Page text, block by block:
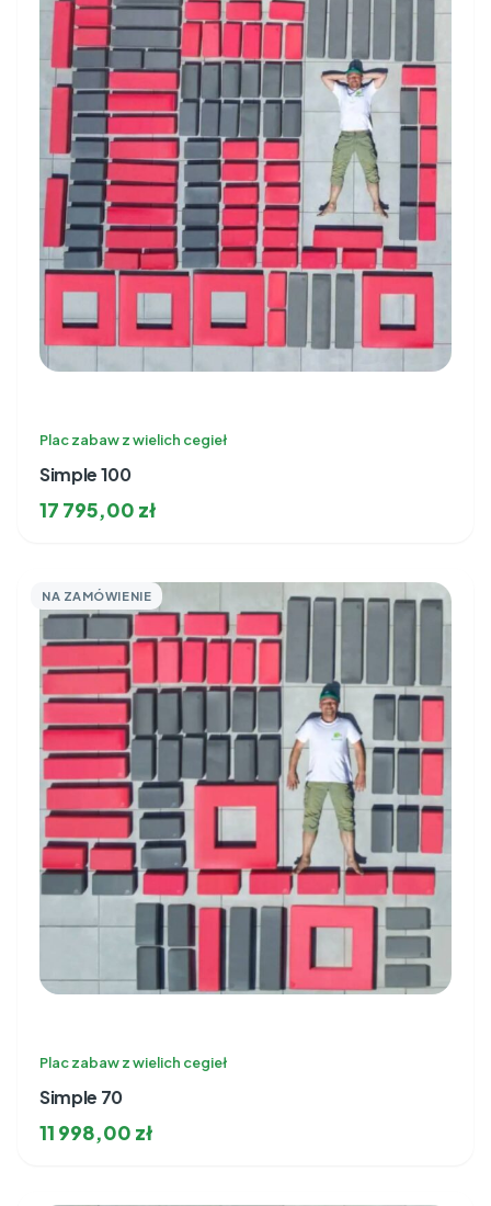
Plac zabaw z wielich cegieł
Simple 100
17 795,00 zł
NA ZAMÓWIENIE
Plac zabaw z wielich cegieł
Simple 70
11 998,00 zł